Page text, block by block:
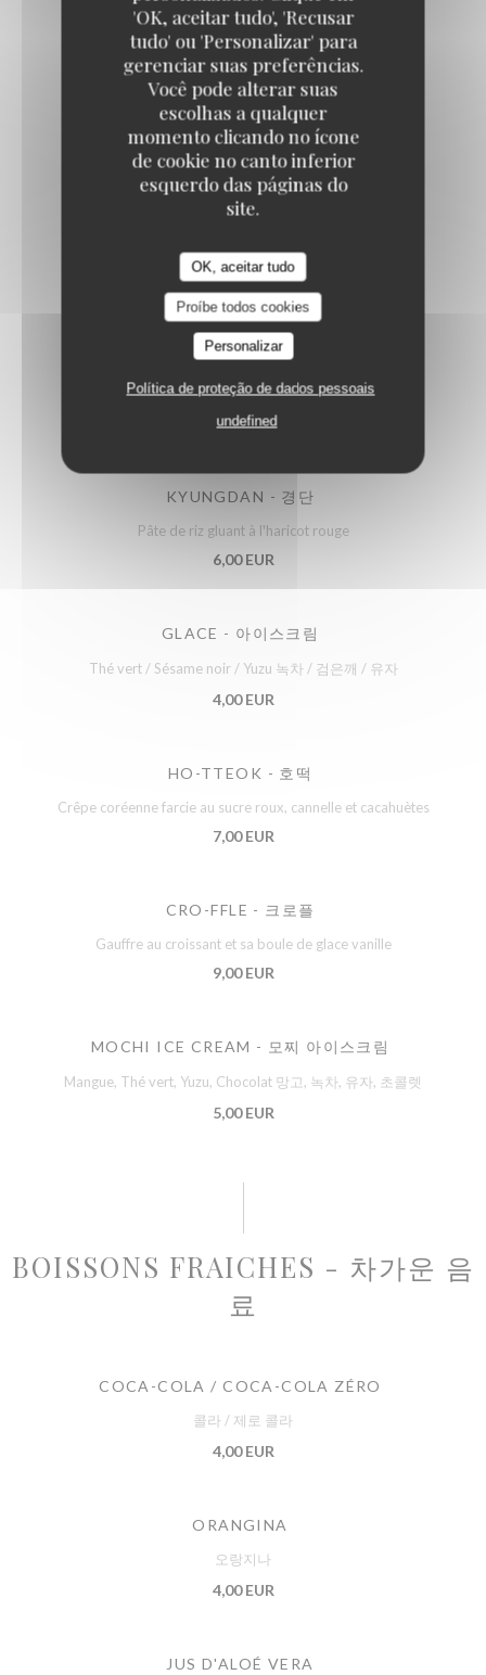
'OK, aceitar tudo', 'Recusar
tudo' ou 'Personalizar' para
gerenciar suas preferências.
Você pode alterar suas
escolhas a qualquer
momento clicando no ícone
de cookie no canto inferior
esquerdo das páginas do
site.
OK, aceitar tudo
Proíbe todos cookies
Personalizar
Política de proteção de dados pessoais
undefined
ALGUES - 김
Algues séchés grillés et salés
4,00 EUR
BATAVIA - 쌈
4,00 EUR
DESSERTS - 후식
KYUNGDAN - 경단
Pâte de riz gluant à l'haricot rouge
6,00 EUR
GLACE - 아이스크림
Thé vert / Sésame noir / Yuzu 녹차 / 검은깨 / 유자
4,00 EUR
HO-TTEOK - 호떡
Crêpe coréenne farcie au sucre roux, cannelle et cacahuètes
7,00 EUR
CRO-FFLE - 크로플
Gauffre au croissant et sa boule de glace vanille
9,00 EUR
MOCHI ICE CREAM - 모찌 아이스크림
Mangue, Thé vert, Yuzu, Chocolat 망고, 녹차, 유자, 초콜렛
5,00 EUR
BOISSONS FRAICHES - 차가운 음
료
COCA-COLA / COCA-COLA ZÉRO
콜라 / 제로 콜라
4,00 EUR
ORANGINA
오랑지나
4,00 EUR
JUS D'ALOÉ VERA